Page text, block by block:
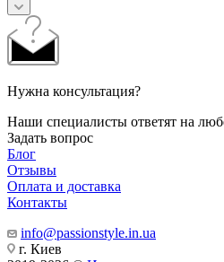
Нужна консультация?
Наши специалисты ответят на
Задать вопрос
Блог
Отзывы
Оплата и доставка
Контакты
info@passionstyle.in.ua
г. Киев